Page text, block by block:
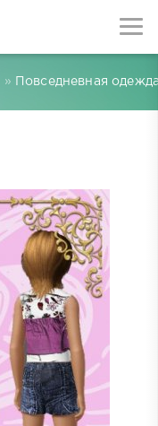
» Повседневная